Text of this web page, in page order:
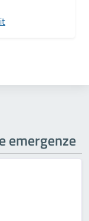
emergenze